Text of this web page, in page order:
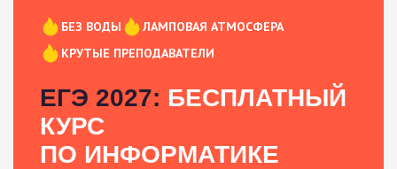
БЕЗ ВОДЫ
ЛАМПОВАЯ АТМОСФЕРА
КРУТЫЕ ПРЕПОДАВАТЕЛИ
ЕГЭ 2027: БЕСПЛАТНЫЙ
КУРС
ПО ИНФОРМАТИКЕ